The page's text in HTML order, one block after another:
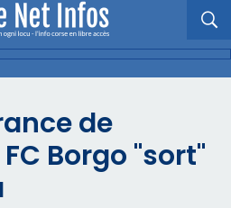
de
Borgo "sort"